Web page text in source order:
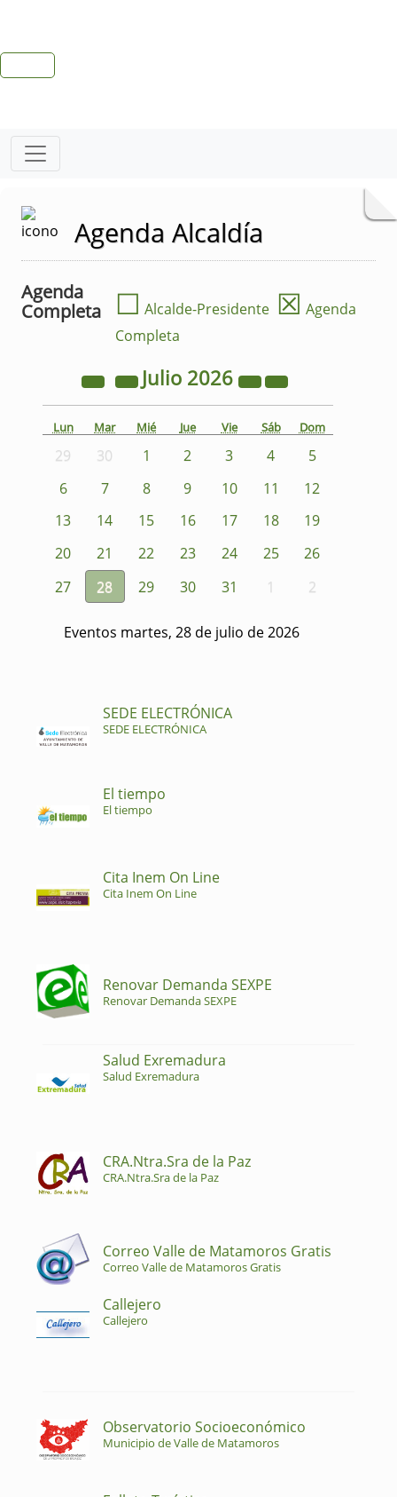
Agenda Alcaldía
Agenda
Completa
☐ Alcalde-Presidente ☒ Agenda
Completa
Julio 2026
Lun Mar Mié Jue Vie Sáb Dom
29 30 1 2 3 4
5
6
7 8 9 10 11
12
13
14 15 16 17 18
19
20
21 22 23 24 25
26
27
28 29 30 31 1 2
Eventos martes, 28 de julio de 2026
SEDE ELECTRÓNICA
SEDE ELECTRÓNICA
El tiempo
El tiempo
Cita Inem On Line
Cita Inem On Line
Renovar Demanda SEXPE
Renovar Demanda SEXPE
Salud Exremadura
Salud Exremadura
CRA.Ntra.Sra de la Paz
CRA.Ntra.Sra de la Paz
Correo Valle de Matamoros Gratis
Correo Valle de Matamoros Gratis
Callejero
Callejero
Observatorio Socioeconómico
Municipio de Valle de Matamoros